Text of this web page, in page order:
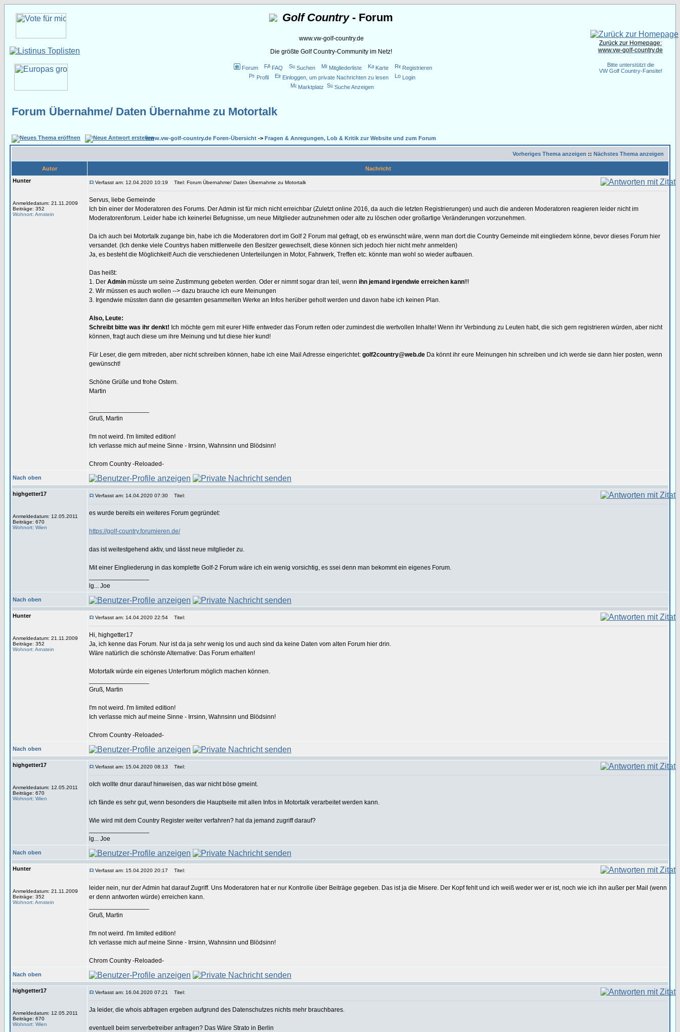
Golf Country- Forum
www.vw-golf-country.de
Die größte Golf Country-Community im Netz!
Forum FAQ Suchen Mitgliederliste Karte
Registrieren
Profil
Einloggen, um private Nachrichten zu lesen
Login
Marktplatz
Suche Anzeigen
Zurück zur Homepage:
www.vw-golf-country.de
Bitte unterstützt die
VW Golf Country-Fansite!
Forum Übernahme/ Daten Übernahme zu Motortalk
www.vw-golf-country.de Foren-Übersicht -> Fragen & Anregungen, Lob & Kritik zur Website und zum Forum
Vorheriges Thema anzeigen :: Nächstes Thema anzeigen
Autor
Nachricht
Hunter
Anmeldedatum: 21.11.2009
Beiträge: 352
Wohnort: Arnstein
Verfasst am: 12.04.2020 10:19 Titel: Forum Übernahme/ Daten Übernahme zu Motortalk
Servus, liebe Gemeinde
Ich bin einer der Moderatoren des Forums. Der Admin ist für mich nicht erreichbar (Zuletzt online 2016, da auch die letzten Registrierungen) und auch die anderen Moderatoren reagieren leider nicht im
Moderatorenforum. Leider habe ich keinerlei Befugnisse, um neue Mitglieder aufzunehmen oder alte zu löschen oder großartige Veränderungen vorzunehmen.
Da ich auch bei Motortalk zugange bin, habe ich die Moderatoren dort im Golf 2 Forum mal gefragt, ob es erwünscht wäre, wenn man dort die Country Gemeinde mit eingliedern könne, bevor dieses Forum hier
versandet. (Ich denke viele Countrys haben mittlerweile den Besitzer gewechselt, diese können sich jedoch hier nicht mehr anmelden)
Ja, es besteht die Möglichkeit! Auch die verschiedenen Unterteilungen in Motor, Fahrwerk, Treffen etc. könnte man wohl so wieder aufbauen.
Das heißt:
1. Der Admin müsste um seine Zustimmung gebeten werden. Oder er nimmt sogar dran teil, wenn ihn jemand irgendwie erreichen kann!!!
2. Wir müssen es auch wollen --> dazu brauche ich eure Meinungen
3. Irgendwie müssten dann die gesamten gesammelten Werke an Infos herüber geholt werden und davon habe ich keinen Plan.
Also, Leute:
Schreibt bitte was ihr denkt! Ich möchte gern mit eurer Hilfe entweder das Forum retten oder zumindest die wertvollen Inhalte! Wenn ihr Verbindung zu Leuten habt, die sich gern registrieren würden, aber nicht
können, fragt auch diese um ihre Meinung und tut diese hier kund!
Für Leser, die gern mitreden, aber nicht schreiben können, habe ich eine Mail Adresse eingerichtet: golf2country@web.de Da könnt ihr eure Meinungen hin schreiben und ich werde sie dann hier posten, wenn
gewünscht!
Schöne Grüße und frohe Ostern.
Martin
Gruß, Martin
I'm not weird. I'm limited edition!
Ich verlasse mich auf meine Sinne - Irrsinn, Wahnsinn und Blödsinn!
Chrom Country -Reloaded-
Nach oben
highgetter17
Anmeldedatum: 12.05.2011
Beiträge: 670
Wohnort: Wien
Verfasst am: 14.04.2020 07:30 Titel:
es wurde bereits ein weiteres Forum gegründet:
https://golf-country.forumieren.de/
das ist weitestgehend aktiv, und lässt neue mitglieder zu.
Mit einer Eingliederung in das komplette Golf-2 Forum wäre ich ein wenig vorsichtig, es ssei denn man bekommt ein eigenes Forum.
lg... Joe
Nach oben
Hunter
Anmeldedatum: 21.11.2009
Beiträge: 352
Wohnort: Arnstein
Verfasst am: 14.04.2020 22:54 Titel:
Hi, highgetter17
Ja, ich kenne das Forum. Nur ist da ja sehr wenig los und auch sind da keine Daten vom alten Forum hier drin.
Wäre natürlich die schönste Alternative: Das Forum erhalten!
Motortalk würde ein eigenes Unterforum möglich machen können.
Gruß, Martin
I'm not weird. I'm limited edition!
Ich verlasse mich auf meine Sinne - Irrsinn, Wahnsinn und Blödsinn!
Chrom Country -Reloaded-
Nach oben
highgetter17
Anmeldedatum: 12.05.2011
Beiträge: 670
Wohnort: Wien
Verfasst am: 15.04.2020 08:13 Titel:
oIch wollte dnur darauf hinweisen, das war nicht böse gmeint.
ich fände es sehr gut, wenn besonders die Hauptseite mit allen Infos in Motortalk verarbeitet werden kann.
Wie wird mit dem Country Register weiter verfahren? hat da jemand zugriff darauf?
lg... Joe
Nach oben
Hunter
Anmeldedatum: 21.11.2009
Beiträge: 352
Wohnort: Arnstein
Verfasst am: 15.04.2020 20:17 Titel:
leider nein, nur der Admin hat darauf Zugriff. Uns Moderatoren hat er nur Kontrolle über Beiträge gegeben. Das ist ja die Misere. Der Kopf fehlt und ich weiß weder wer er ist, noch wie ich ihn außer per Mail (wenn
er denn antworten würde) erreichen kann.
Gruß, Martin
I'm not weird. I'm limited edition!
Ich verlasse mich auf meine Sinne - Irrsinn, Wahnsinn und Blödsinn!
Chrom Country -Reloaded-
Nach oben
highgetter17
Anmeldedatum: 12.05.2011
Beiträge: 670
Wohnort: Wien
Verfasst am: 16.04.2020 07:21 Titel:
Ja leider, die whois abfragen ergeben aufgrund des Datenschutzes nichts mehr brauchbares.
eventuell beim serverbetreiber anfragen? Das Wäre Strato in Berlin